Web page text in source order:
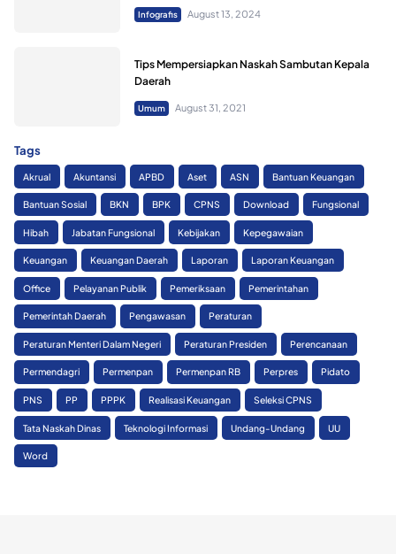
Infografis August 13, 2024
Tips Mempersiapkan Naskah Sambutan Kepala
Daerah
Umum August 31, 2021
Tags
Akrual Akuntansi APBD Aset ASN Bantuan Keuangan
Bantuan Sosial BKN BPK CPNS Download Fungsional
Hibah Jabatan Fungsional Kebijakan Kepegawaian
Keuangan Keuangan Daerah Laporan Laporan Keuangan
Office Pelayanan Publik Pemeriksaan Pemerintahan
Pemerintah Daerah Pengawasan Peraturan
Peraturan Menteri Dalam Negeri Peraturan Presiden Perencanaan
Permendagri Permenpan Permenpan RB Perpres Pidato
PNS PP PPPK Realisasi Keuangan Seleksi CPNS
Tata Naskah Dinas Teknologi Informasi Undang-Undang UU
Word